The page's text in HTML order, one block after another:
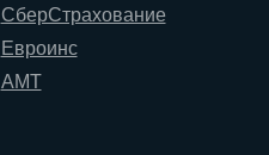
СберСтрахование
Евроинс
АМТ